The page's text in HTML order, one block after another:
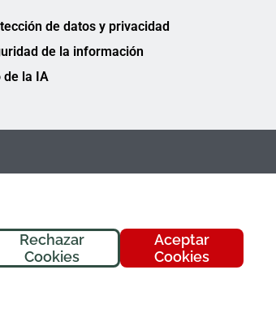
Aceptar
Cookies
Rechazar
Cookies
¡Hola! Soy
, tu asistente de
FREMAP. ¿En qué puedo ayudarte
hoy?
de datos y privacidad
de la información
de la IA